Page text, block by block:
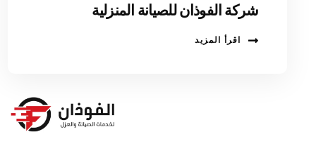
شركة الفوذان للصيانة المنزلية
اقرأ المزيد